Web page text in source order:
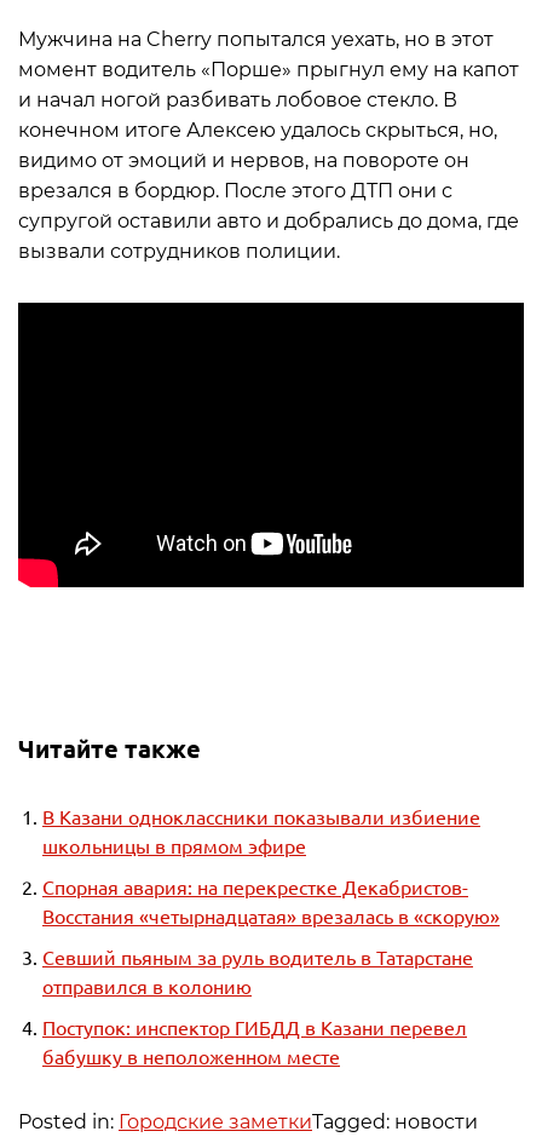
Мужчина на Cherry попытался уехать, но в этот
момент водитель «Порше» прыгнул ему на капот
и начал ногой разбивать лобовое стекло. В
конечном итоге Алексею удалось скрыться, но,
видимо от эмоций и нервов, на повороте он
врезался в бордюр. После этого ДТП они с
супругой оставили авто и добрались до дома, где
вызвали сотрудников полиции.
Читайте также
В Казани одноклассники показывали избиение
школьницы в прямом эфире
Спорная авария: на перекрестке Декабристов-
Восстания «четырнадцатая» врезалась в «скорую»
Севший пьяным за руль водитель в Татарстане
отправился в колонию
Поступок: инспектор ГИБДД в Казани перевел
бабушку в неположенном месте
Posted in: Городские заметкиTagged: новости